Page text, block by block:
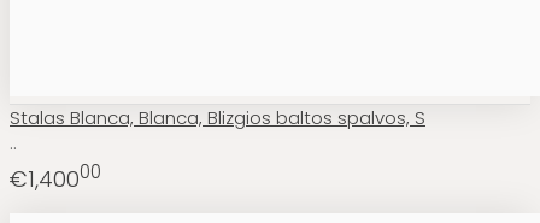
Stalas Blanca, Blanca, Blizgios baltos spalvos, S
..
€1,40000